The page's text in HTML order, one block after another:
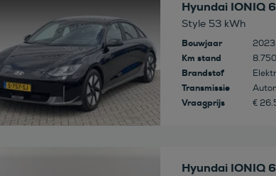
Hyundai IONIQ 6
Style 53 kWh
Bouwjaar 2023
Km stand 8.750
Brandstof
Transmissie
Vraagprijs €
Hyundai IONIQ 6